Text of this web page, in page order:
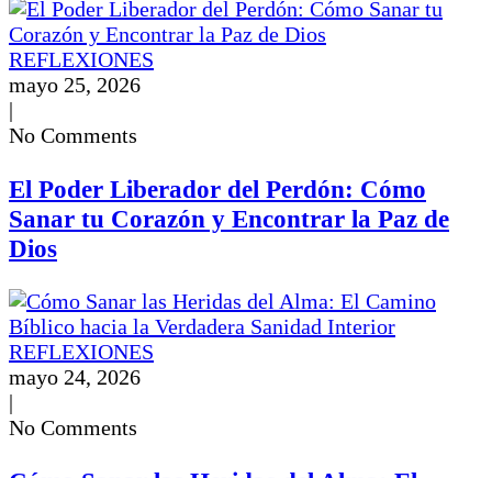
REFLEXIONES
mayo 25, 2026
|
No Comments
El Poder Liberador del Perdón: Cómo
Sanar tu Corazón y Encontrar la Paz de
Dios
REFLEXIONES
mayo 24, 2026
|
No Comments